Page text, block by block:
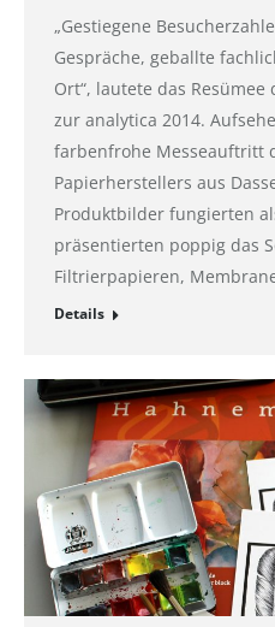
„Gestiegene
Gespräche, geballte
Ort“, lautete das
zur analytica 2014.
farbenfrohe Messeauftritt
Papierherstellers aus
Produktbilder fungierten
präsentierten poppig das
Filtrierpapieren,
Details